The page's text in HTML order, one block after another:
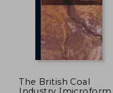
The British Coal